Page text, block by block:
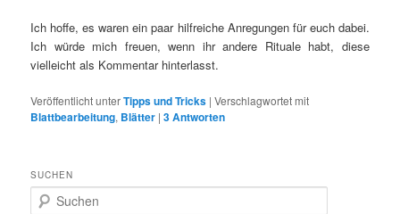
Ich hoffe, es waren ein paar hilfreiche Anregungen für euch dabei.
Ich würde mich freuen, wenn ihr andere Rituale habt, diese
vielleicht als Kommentar hinterlasst.
Veröffentlicht unterTipps und Tricks |Verschlagwortet mit
Blattbearbeitung, Blätter |3Antworten
SUCHEN